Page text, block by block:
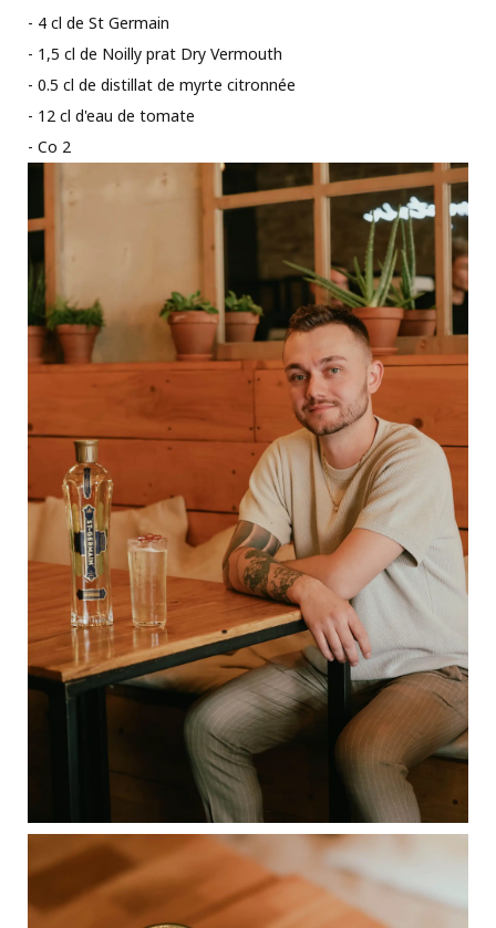
- 4 cl de St Germain
- 1,5 cl de Noilly prat Dry Vermouth
- 0.5 cl de distillat de myrte citronnée
- 12 cl d'eau de tomate
- Co 2